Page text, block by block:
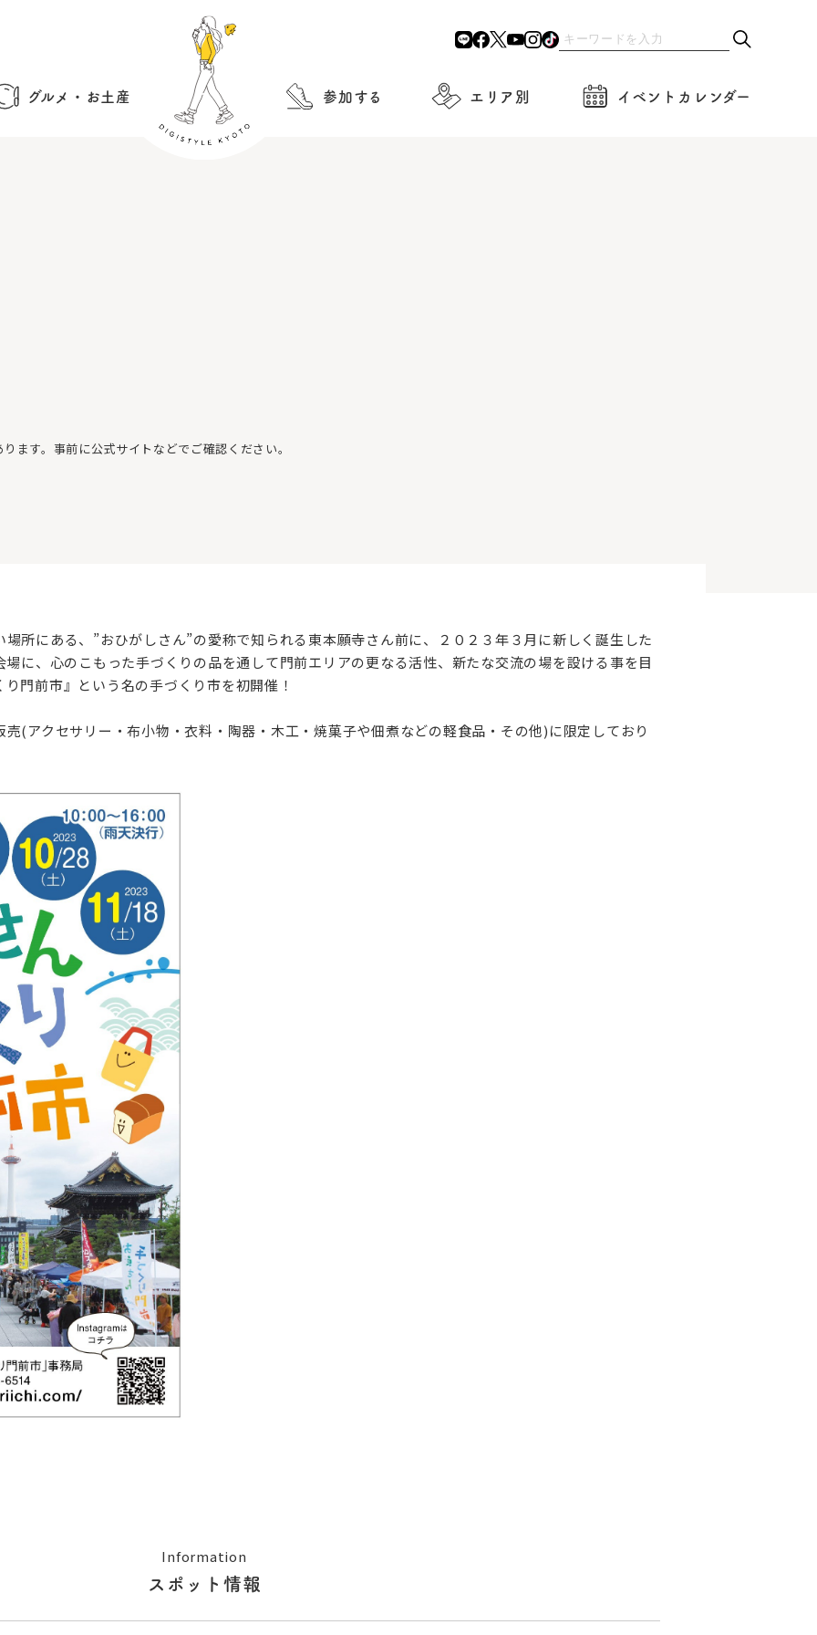
グルメ・お土産 参加する エリア別 イベントカレンダー
ます。事前に公式サイトなどでご確認ください。
所にある、”おひがしさん”の愛称で知られる東本願寺さん前に、２０２３年３月に新しく誕生した
に、心のこもった手づくりの品を通して門前エリアの更なる活性、新たな交流の場を設ける事を目
門前市』という名の手づくり市を初開催！
(アクセサリー・布小物・衣料・陶器・木工・焼菓子や佃煮などの軽食品・その他)に限定しており
Information
スポット情報